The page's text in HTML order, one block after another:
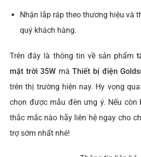
Nhận lắp ráp theo thương hiệu và
quý khách hàng.
Trên đây là thông tin về sản phẩm
mặt trời 35W màThiết bị điện
trên thị trường hiện nay. Hy vọng
chọn được mẫu đèn ưng ý. Nếu còn
thắc mắc nào hãy liên hệ ngay cho
trợ sớm nhất nhé!